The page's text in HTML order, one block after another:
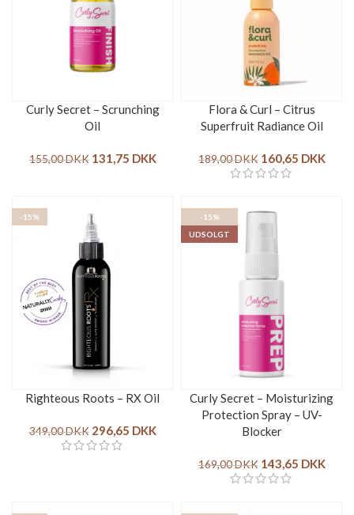
Curly Secret – Scrunching
Oil
155,00DKK 131,75 DKK
Flora & Curl – Citrus
Superfruit Radiance Oil
189,00DKK 160,65 DKK
-15%
Righteous Roots – RX Oil
349,00DKK 296,65 DKK
-15%
UDSOLGT
Curly Secret – Moisturizing
Protection Spray – UV-
Blocker
169,00DKK 143,65 DKK